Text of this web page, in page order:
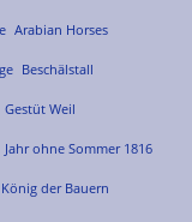
Arabian Horses
Beschälstall
Gestüt Weil
Jahr ohne Sommer 1816
König der Bauern